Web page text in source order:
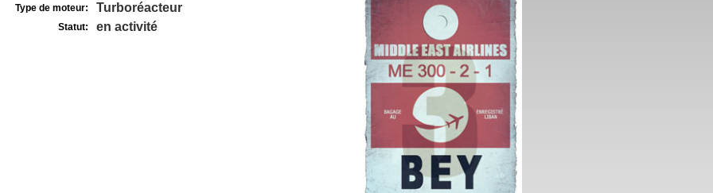
Type de moteur: Turboréacteur
Statut: en activité